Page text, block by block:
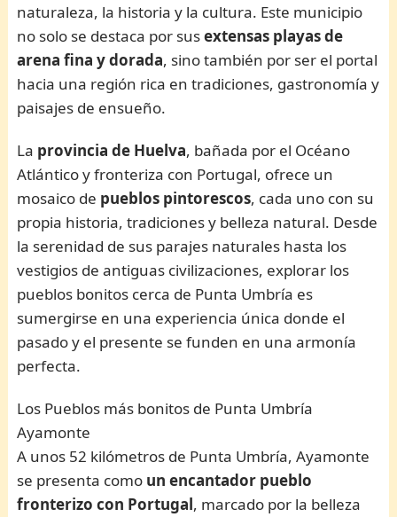
naturaleza, la historia y la cultura. Este municipio
no solo se destaca por susextensas playas de
arena fina y dorada, sino también por ser el portal
hacia una región rica en tradiciones, gastronomía y
paisajes de ensueño.
La provincia de Huelva, bañada por el Océano
Atlántico y fronteriza con Portugal, ofrece un
mosaico de pueblos pintorescos, cada uno con su
propia historia, tradiciones y belleza natural. Desde
la serenidad de sus parajes naturales hasta los
vestigios de antiguas civilizaciones, explorar los
pueblos bonitos cerca de Punta Umbría es
sumergirse en una experiencia única donde el
pasado y el presente se funden en una armonía
perfecta.
Los Pueblos más bonitos de Punta Umbría
Ayamonte
A unos 52 kilómetros de Punta Umbría, Ayamonte
se presenta como un encantador pueblo
fronterizo con Portugal, marcado por la belleza